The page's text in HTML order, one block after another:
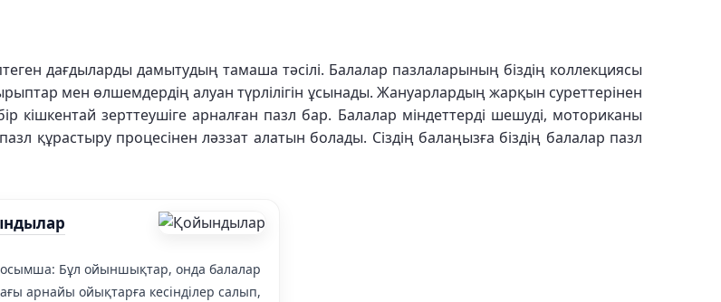
дағдыларды дамытудың тамаша тәсілі. Балалар пазлаларының біздің коллекциясы
мен өлшемдердің алуан түрлілігін ұсынады. Жануарлардың жарқын суреттерінен
кішкентай зерттеушіге арналған пазл бар. Балалар міндеттерді шешуді, моториканы
құрастыру процесінен ләззат алатын болады. Сіздің балаңызға біздің балалар пазл
Бұл ойыншықтар, онда балалар
арнайы ойықтарға кесінділер салып,